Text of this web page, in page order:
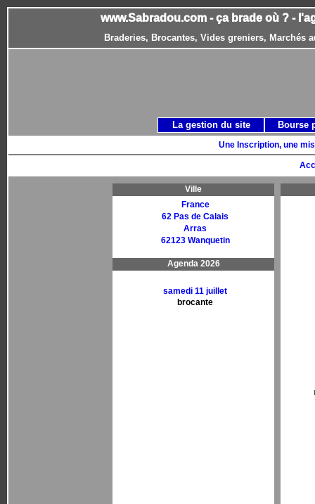
www.Sabradou.com - ça brade où ? -
Braderies, Brocantes, Vides greniers, Marchés
Une Inscription, une
Ville
France
62 Pas de Calais
Arras
62123 Wanquetin
Agenda 2026
samedi 11 juillet
brocante
La gestion du site Bourse